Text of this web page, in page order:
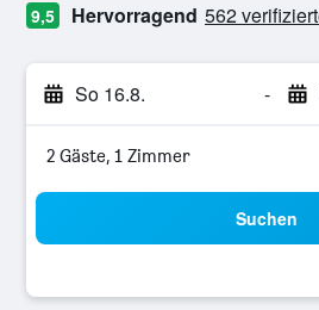
9,5 Hervorragend 562
So 16.8. -
2 Gäste, 1 Zimmer
Suchen